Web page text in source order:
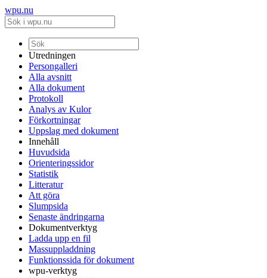
wpu.nu
Utredningen
Persongalleri
Alla avsnitt
Alla dokument
Protokoll
Analys av Kulor
Förkortningar
Uppslag med dokument
Innehåll
Huvudsida
Orienteringssidor
Statistik
Litteratur
Att göra
Slumpsida
Senaste ändringarna
Dokumentverktyg
Ladda upp en fil
Massuppladdning
Funktionssida för dokument
wpu-verktyg